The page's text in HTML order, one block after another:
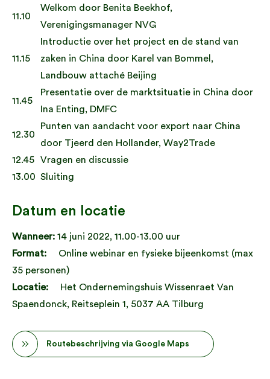
11.10
Welkom door Benita Beekhof,
Verenigingsmanager NVG
11.15
Introductie over het project en de stand van
zaken in China door Karel van Bommel,
Landbouw attaché Beijing
11.45
Presentatie over de marktsituatie in China door
Ina Enting, DMFC
12.30
Punten van aandacht voor export naar China
door Tjeerd den Hollander, Way2Trade
12.45
Vragen en discussie
13.00 Sluiting
Datum en locatie
Wanneer: 14 juni 2022, 11.00-13.00 uur
Format: Online webinar en fysieke bijeenkomst (max
35 personen)
Locatie:
Het Ondernemingshuis Wissenraet Van
Spaendonck, Reitseplein 1, 5037 AA Tilburg
Routebeschrijving via Google Maps